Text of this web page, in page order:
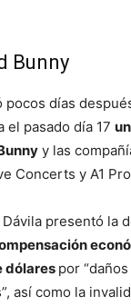
Bunny
días
el pasado día 17
y las
Concerts y A1
presentó la
dólares por
así como la